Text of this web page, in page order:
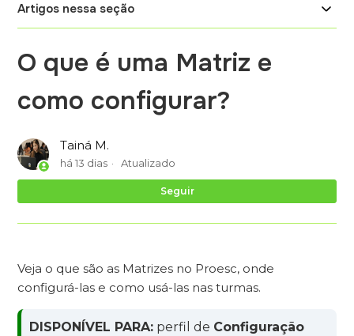
Artigos nessa seção
O que é uma Matriz e
como configurar?
Tainá M.
há 13 dias Atualizado
Seguir
Veja o que são as Matrizes no Proesc, onde
configurá-las e como usá-las nas turmas.
DISPONÍVEL PARA: perfil de Configuração